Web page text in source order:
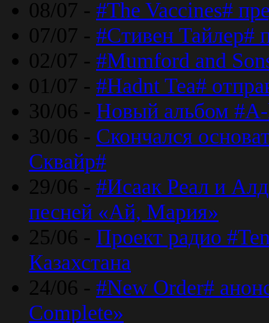
08/07 - #The Vaccines#
07/07 - #Стивен Тайлер#
02/07 - #Mumford and
01/07 - #Hadnt Tea#
30/06 - Новый альбом #A-
30/06 - Скончался
Сквайр#
29/06 - #Исаак Реал и
песней «Ай, Мария»
25/06 - Проект радио
Казахстана
24/06 - #New Order#
Complete»